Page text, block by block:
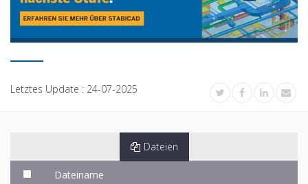
Letztes Update : 24-07-2025
Dateien
Dateiname